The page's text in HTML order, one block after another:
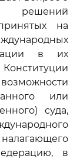
решений
на
в их
или
суда,
в